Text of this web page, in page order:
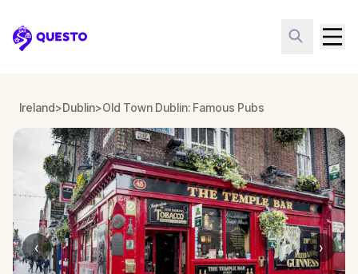
Questo
Ireland>Dublin>Old Town Dublin: Famous Pubs
‹ ›